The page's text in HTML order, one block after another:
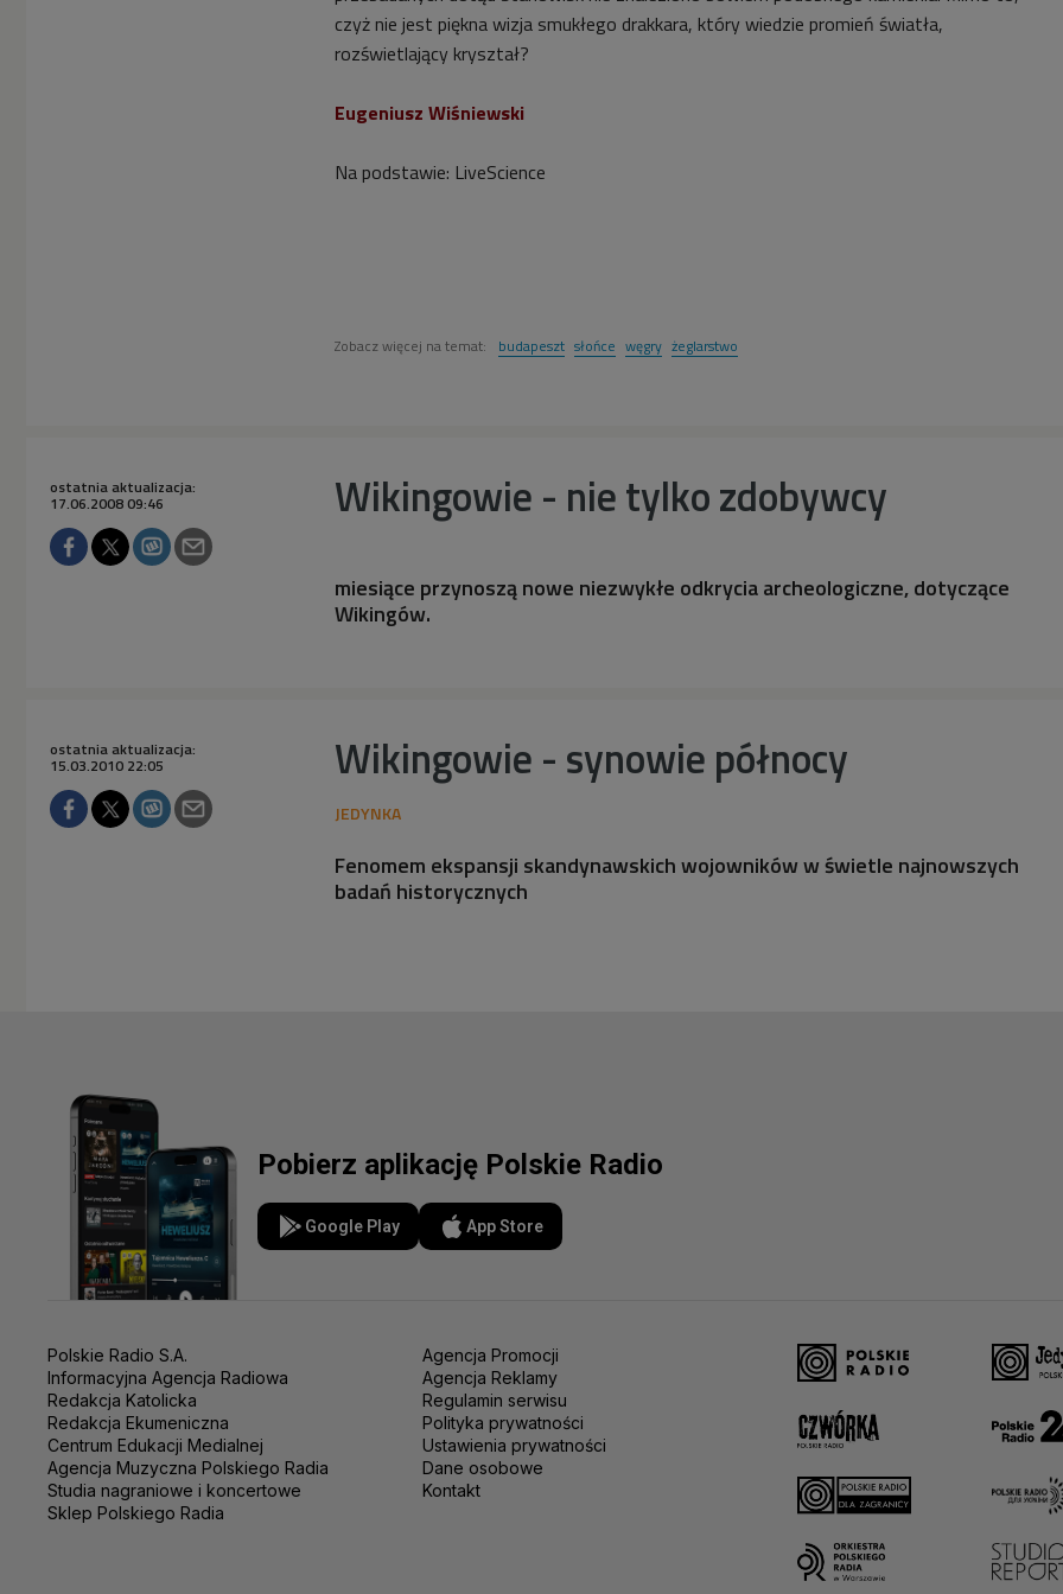
czyż nie jest piękna wizja smukłego drakkara, który wiedzie promień światła,
rozświetlający kryształ?
Eugeniusz Wiśniewski
Na podstawie: LiveScience
Zobacz więcej na temat: budapeszt słońce węgry żeglarstwo
Wikingowie - nie tylko zdobywcy
ostatnia aktualizacja:
17.06.2008 09:46
miesiące przynoszą nowe niezwykłe odkrycia archeologiczne, dotyczące
Wikingów.
Wikingowie - synowie północy
ostatnia aktualizacja:
15.03.2010 22:05
Fenomem ekspansji skandynawskich wojowników w świetle najnowszych
badań historycznych
Pobierz aplikację Polskie Radio
Google Play App Store
Polskie Radio S.A.
Informacyjna Agencja Radiowa
Redakcja Katolicka
Redakcja Ekumeniczna
Centrum Edukacji Medialnej
Agencja Muzyczna Polskiego Radia
Studia nagraniowe i koncertowe
Sklep Polskiego Radia
Agencja Promocji
Agencja Reklamy
Regulamin serwisu
Polityka prywatności
Ustawienia prywatności
Dane osobowe
Kontakt